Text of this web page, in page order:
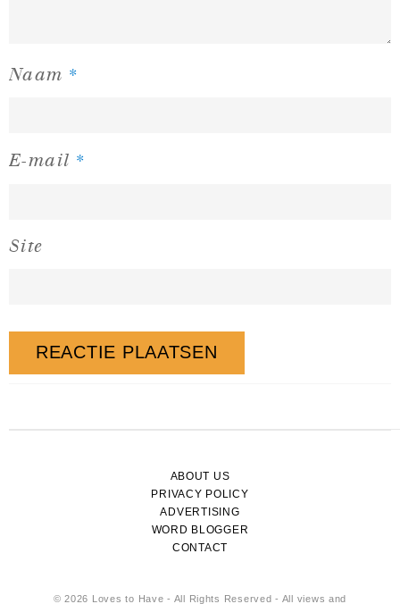
Naam *
E-mail *
Site
ABOUT US
PRIVACY POLICY
ADVERTISING
WORD BLOGGER
CONTACT
© 2026 Loves to Have - All Rights Reserved - All views and